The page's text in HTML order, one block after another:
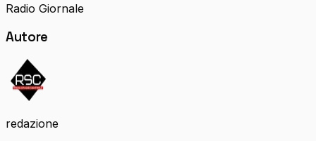
Radio Giornale
Autore
redazione